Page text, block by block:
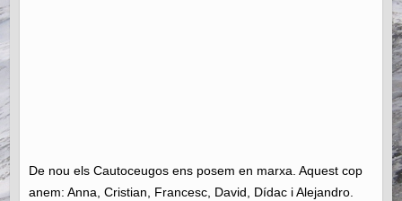
De nou els Cautoceugos ens posem en marxa. Aquest cop
anem: Anna, Cristian, Francesc, David, Dídac i Alejandro.